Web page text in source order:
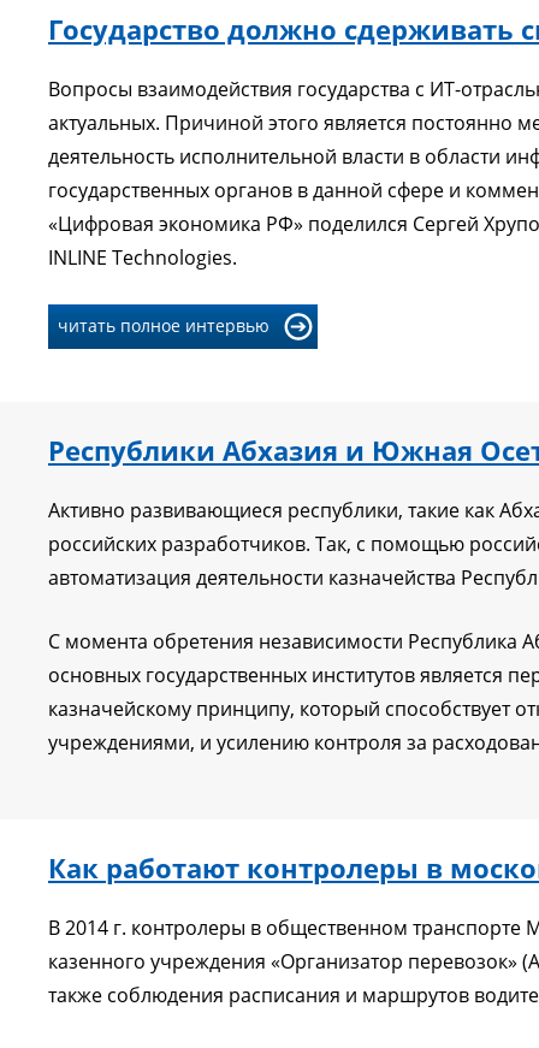
Государство должно сдерживать
Вопросы взаимодействия государства с ИТ-
актуальных. Причиной этого является постоянно
деятельность исполнительной власти в области
государственных органов в данной сфере и
«Цифровая экономика РФ» поделился Сергей
INLINE Technologies.
читать полное интервью
Республики Абхазия и Южная
Активно развивающиеся республики, такие как
российских разработчиков. Так, с помощью
автоматизация деятельности казначейства
С момента обретения независимости Республика
основных государственных институтов является
казначейскому принципу, который способствует
учреждениями, и усилению контроля за
Как работают контролеры в
В 2014 г. контролеры в общественном транспорте
казенного учреждения «Организатор
также соблюдения расписания и маршрутов